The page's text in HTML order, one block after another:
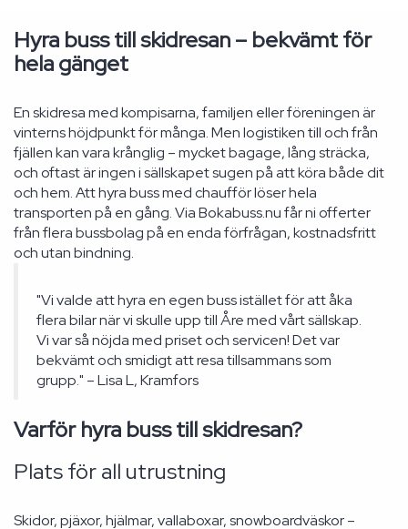
Hyra buss till skidresan – bekvämt för
hela gänget
En skidresa med kompisarna, familjen eller föreningen är
vinterns höjdpunkt för många. Men logistiken till och från
fjällen kan vara krånglig – mycket bagage, lång sträcka,
och oftast är ingen i sällskapet sugen på att köra både dit
och hem. Att hyra buss med chaufför löser hela
transporten på en gång. Via Bokabuss.nu får ni offerter
från flera bussbolag på en enda förfrågan, kostnadsfritt
och utan bindning.
"Vi valde att hyra en egen buss istället för att åka
flera bilar när vi skulle upp till Åre med vårt sällskap.
Vi var så nöjda med priset och servicen! Det var
bekvämt och smidigt att resa tillsammans som
grupp." – Lisa L, Kramfors
Varför hyra buss till skidresan?
Plats för all utrustning
Skidor, pjäxor, hjälmar, vallaboxar, snowboardväskor –